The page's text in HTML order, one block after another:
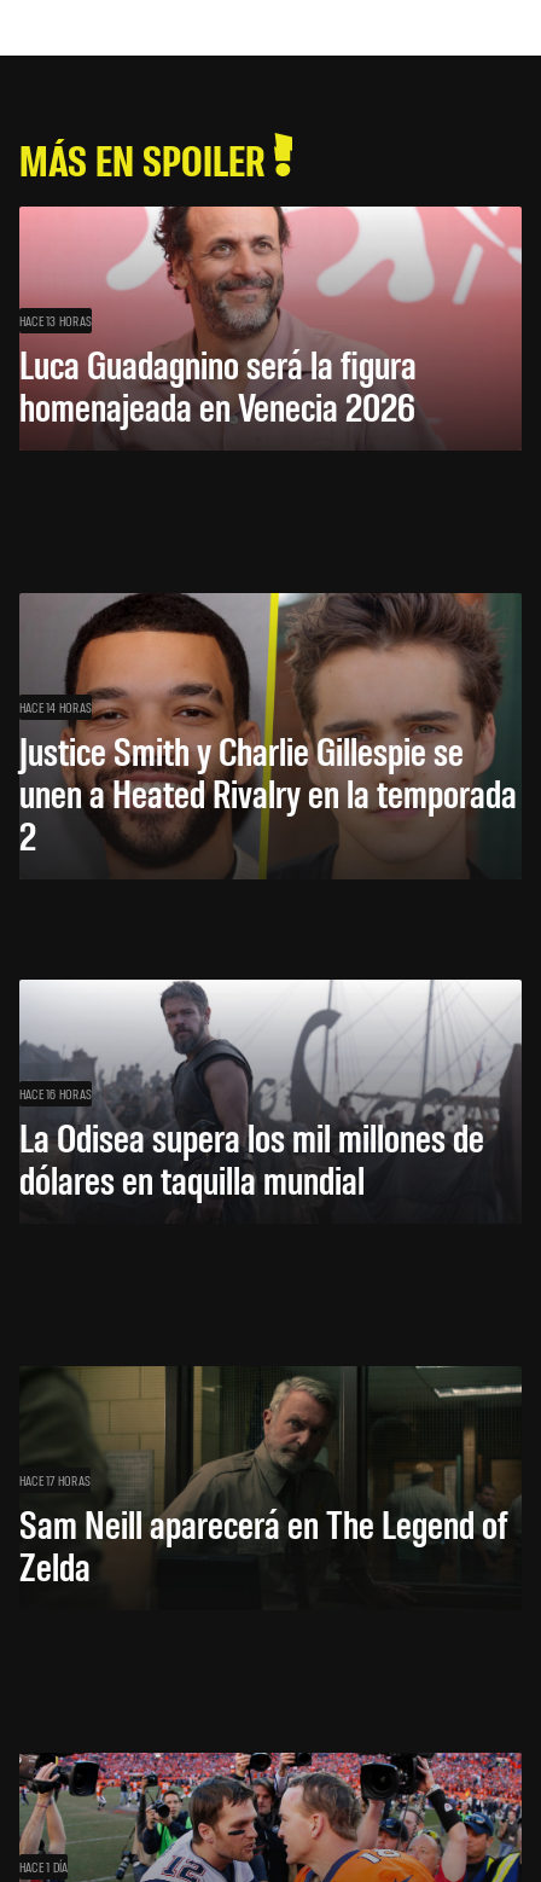
MÁS EN SPOILER
HACE 13 HORAS
Luca Guadagnino será la figura
homenajeada en Venecia 2026
HACE 14 HORAS
Justice Smith y Charlie Gillespie se
unen a Heated Rivalry en la temporada
2
HACE 16 HORAS
La Odisea supera los mil millones de
dólares en taquilla mundial
HACE 17 HORAS
Sam Neill aparecerá en The Legend of
Zelda
HACE 1 DÍA